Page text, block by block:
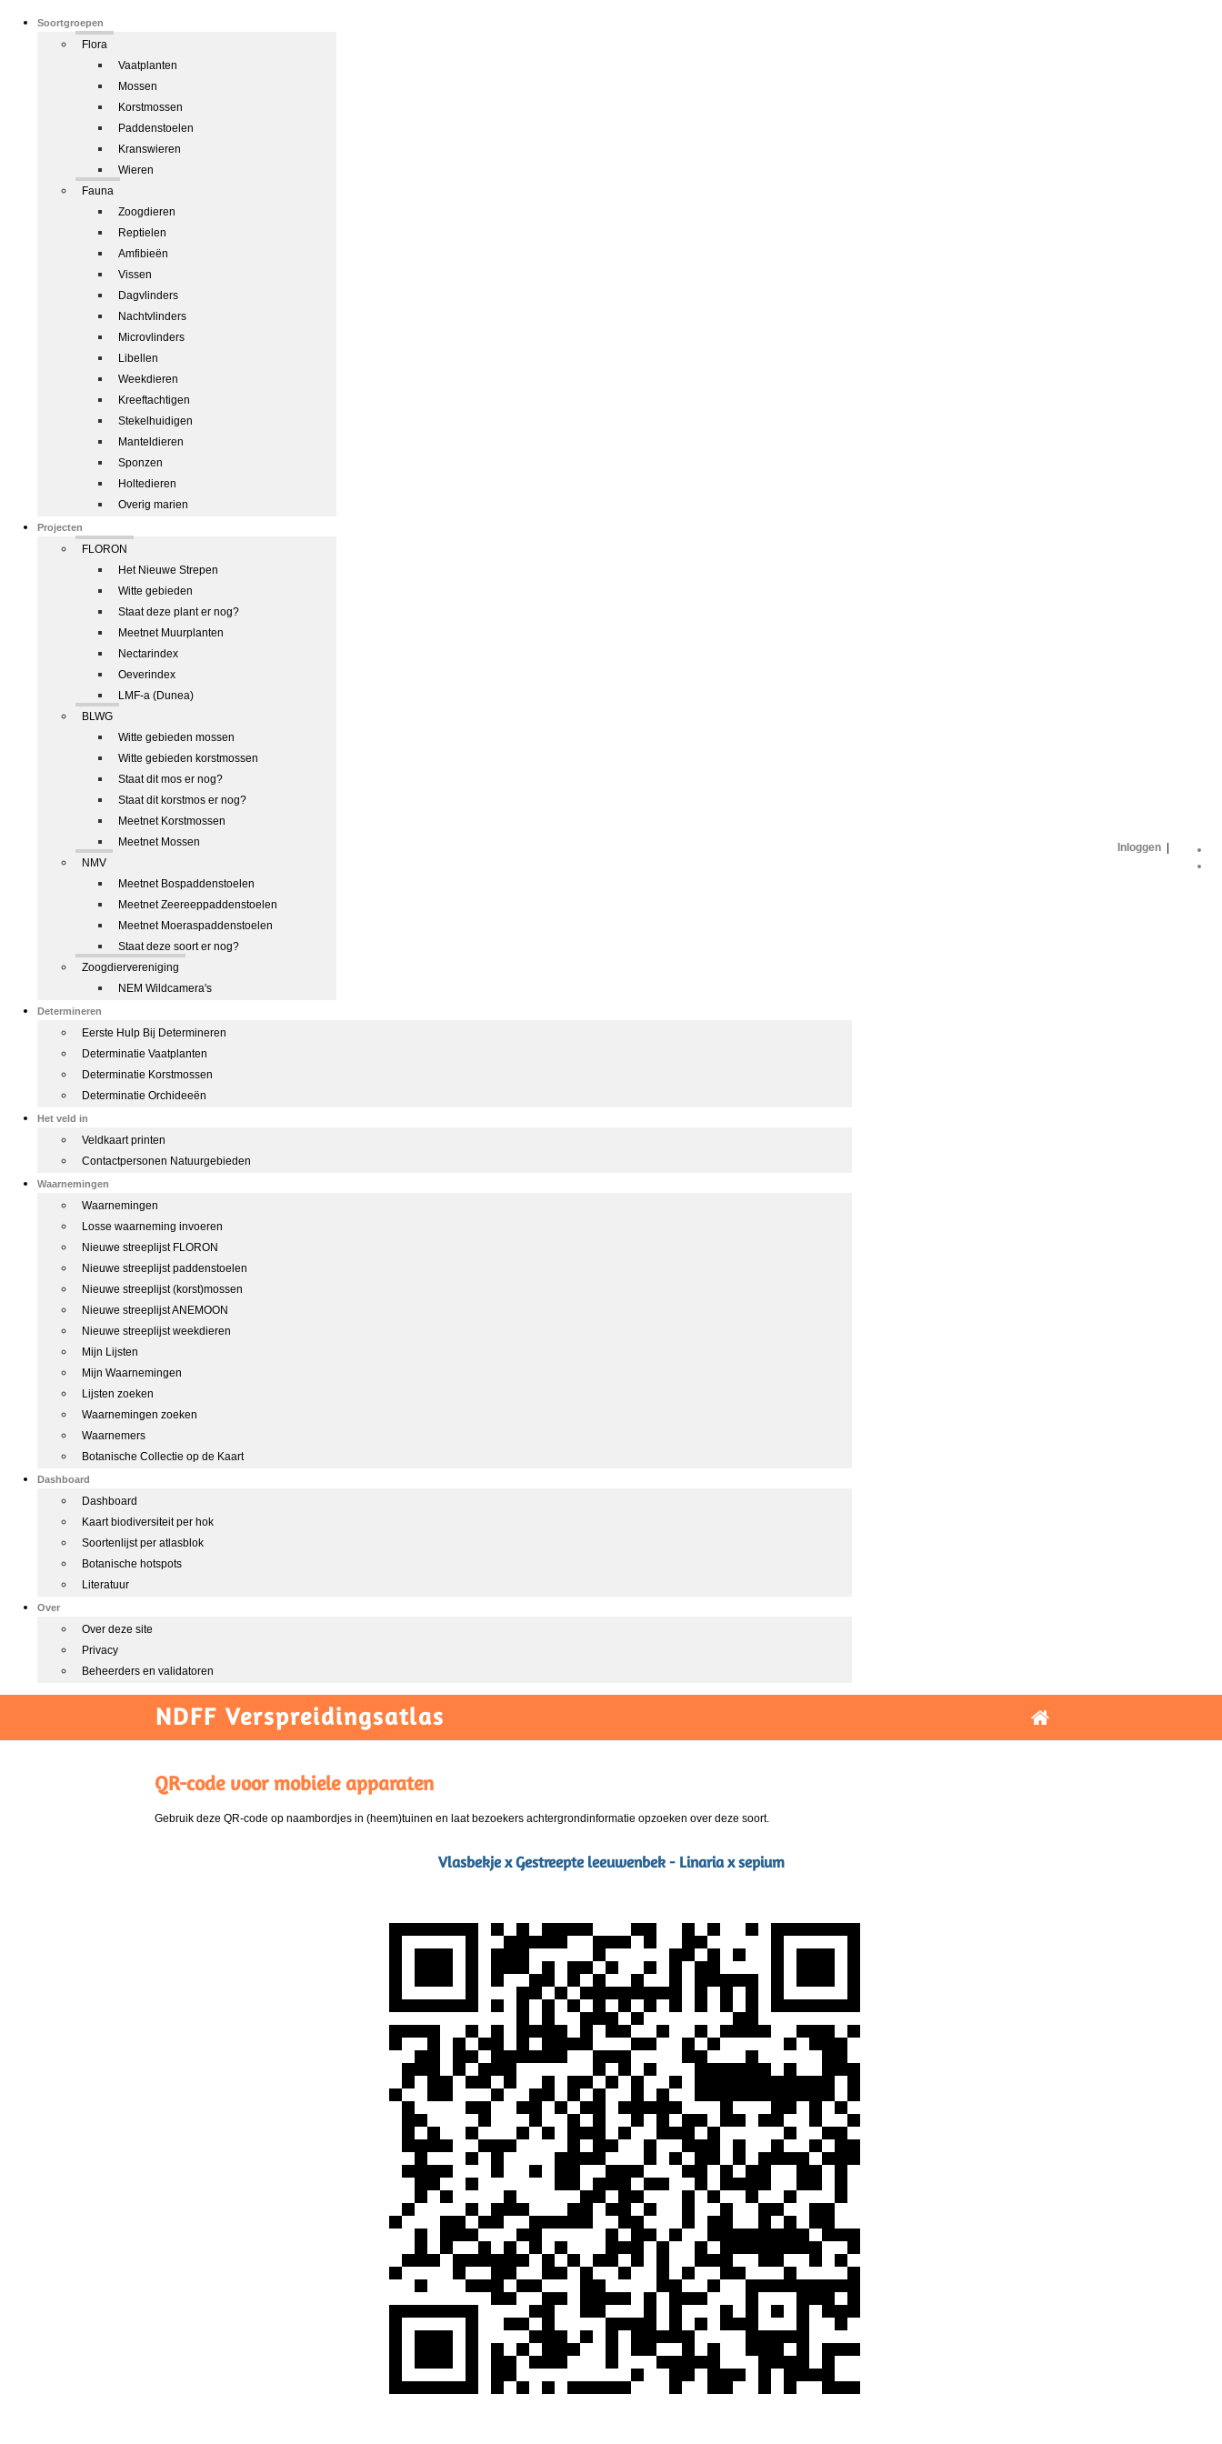
Soortgroepen
Flora
Vaatplanten
Mossen
Korstmossen
Paddenstoelen
Kranswieren
Wieren
Fauna
Zoogdieren
Reptielen
Amfibieën
Vissen
Dagvlinders
Nachtvlinders
Microvlinders
Libellen
Weekdieren
Kreeftachtigen
Stekelhuidigen
Manteldieren
Sponzen
Holtedieren
Overig marien
Projecten
FLORON
Het Nieuwe Strepen
Witte gebieden
Staat deze plant er nog?
Meetnet Muurplanten
Nectarindex
Oeverindex
LMF-a (Dunea)
BLWG
Witte gebieden mossen
Witte gebieden korstmossen
Staat dit mos er nog?
Staat dit korstmos er nog?
Meetnet Korstmossen
Meetnet Mossen
NMV
Meetnet Bospaddenstoelen
Meetnet Zeereeppaddenstoelen
Meetnet Moeraspaddenstoelen
Staat deze soort er nog?
Zoogdiervereniging
NEM Wildcamera's
Determineren
Eerste Hulp Bij Determineren
Determinatie Vaatplanten
Determinatie Korstmossen
Determinatie Orchideeën
Het veld in
Veldkaart printen
Contactpersonen Natuurgebieden
Waarnemingen
Waarnemingen
Losse waarneming invoeren
Nieuwe streeplijst FLORON
Nieuwe streeplijst paddenstoelen
Nieuwe streeplijst (korst)mossen
Nieuwe streeplijst ANEMOON
Nieuwe streeplijst weekdieren
Mijn Lijsten
Mijn Waarnemingen
Lijsten zoeken
Waarnemingen zoeken
Waarnemers
Botanische Collectie op de Kaart
Dashboard
Dashboard
Kaart biodiversiteit per hok
Soortenlijst per atlasblok
Botanische hotspots
Literatuur
Over
Over deze site
Privacy
Beheerders en validatoren
Inloggen
NDFF Verspreidingsatlas
QR-code voor mobiele apparaten
Gebruik deze QR-code op naambordjes in (heem)tuinen en laat bezoekers achtergrondinformatie opzoeken over deze soort.
Vlasbekje x Gestreepte leeuwenbek - Linaria x sepium